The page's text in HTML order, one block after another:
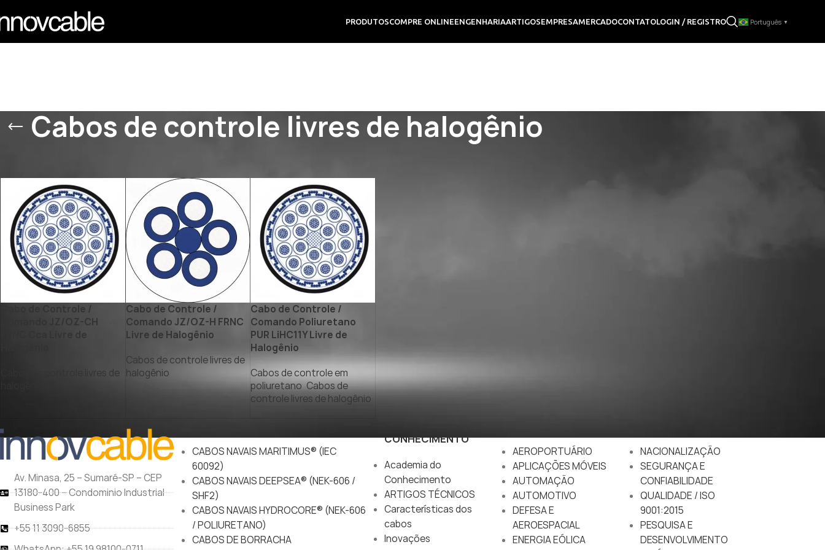
PRODUTOSCOMPRE ONLINEENGENHARIAARTIGOSEMPRESAMERCADOCONTATOLOGIN / REGISTRO Português ▼
Cabos de controle livres de halogênio
Cabo de Controle /
Comando JZ/OZ-CH
FRNC Cca Livre de
Cabos de controle livres de
Cabo de Controle /
Comando JZ/OZ-H FRNC
Livre de Halogênio
Cabos de controle livres de
halogênio
Cabo de Controle /
Comando Poliuretano
PUR LiHC11Y Livre de
Halogênio
Cabos de controle em
poliuretano,Cabos de
controle livres de halogênio
Av. Minasa, 25 – Sumaré-SP – CEP
13180-400 – Condominio Industrial
Business Park
+55 11 3090-6855
CABOS NAVAIS MARITIMUS® (IEC
60092)
CABOS NAVAIS DEEPSEA® (NEK-606 /
SHF2)
CABOS NAVAIS HYDROCORE® (NEK-606
/ POLIURETANO)
CABOS DE BORRACHA
CONHECIMENTO
Academia do
Conhecimento
ARTIGOS TÉCNICOS
Características dos
cabos
Inovações
AEROPORTUÁRIO
APLICAÇÕES MÓVEIS
AUTOMAÇÃO
AUTOMOTIVO
DEFESA E
AEROESPACIAL
ENERGIA EÓLICA
NACIONALIZAÇÃO
SEGURANÇA E
CONFIABILIDADE
QUALIDADE / ISO
9001:2015
PESQUISA E
DESENVOLVIMENTO